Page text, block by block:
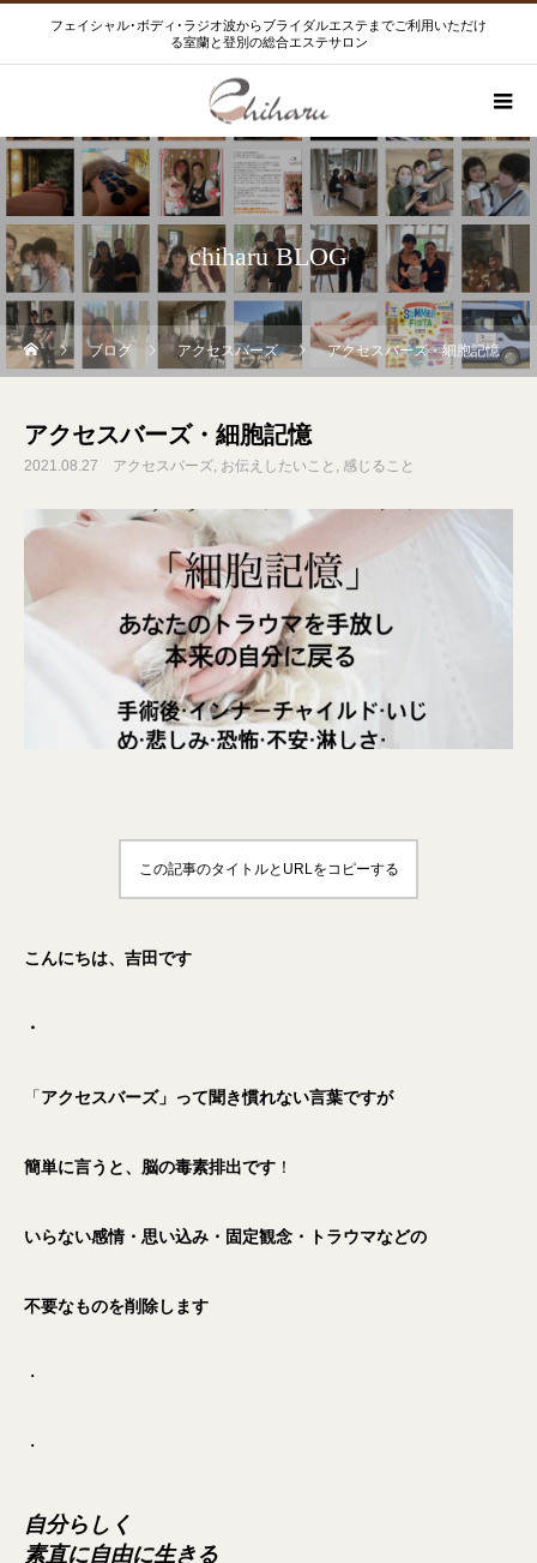
フェイシャル･ボディ･ラジオ波からブライダルエステまでご利用いただけ
る室蘭と登別の総合エステサロン
chiharu BLOG
ブログ アクセスバーズ アクセスバーズ・細胞記憶
アクセスバーズ・細胞記憶
2021.08.27 アクセスバーズ お伝えしたいこと 感じること
この記事のタイトルとURLをコピーする
こんにちは、吉田です
・
「 アクセスバーズ」って聞き慣れない言葉ですが
簡単に言うと、脳の毒素排出です ！
いらない感情・思い込み・固定観念・トラウマなどの
不要なものを削除します
・
・
自分らしく
素直に自由に生きる